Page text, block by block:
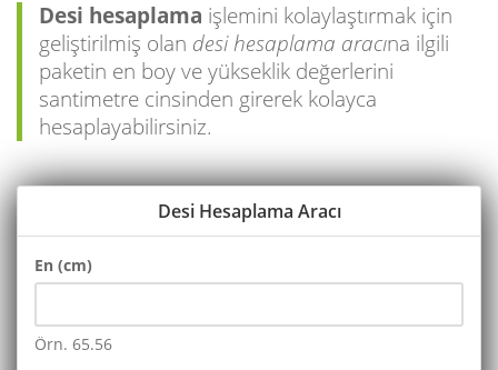
Desi hesaplama işlemini kolaylaştırmak için
geliştirilmiş olan desi hesaplama aracına ilgili
paketin en boy ve yükseklik değerlerini
santimetre cinsinden girerek kolayca
hesaplayabilirsiniz.
Desi Hesaplama Aracı
En (cm)
Örn. 65.56